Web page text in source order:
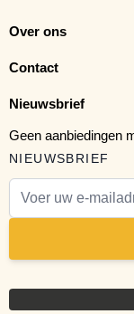
Over ons
Contact
Nieuwsbrief
Geen aanbiedingen
NIEUWSBRIEF